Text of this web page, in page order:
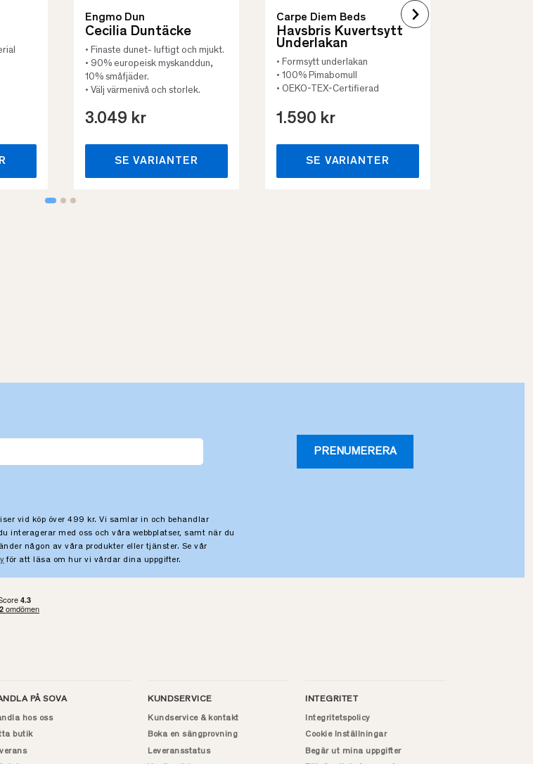
Engmo Dun
Cecilia Duntäcke
• Finaste dunet- luftigt och mjukt.
• 90% europeisk myskanddun,
10% småfjäder.
• Välj värmenivå och storlek.
3.049 kr
SE VARIANTER
Carpe Diem Beds
Havsbris Kuvertsytt
Underlakan
• Formsytt underlakan
• 100% Pimabomull
• OEKO-TEX-Certifierad
1.590 kr
SE VARIANTER
PRENUMERERA
vid köp över 499 kr. Vi samlar in och behandlar
interagerar med oss och våra webbplatser, samt när du
någon av våra produkter eller tjänster. Se vår
för att läsa om hur vi vårdar dina uppgifter.
PÅ SOVA
hos oss
butik
KUNDSERVICE
Kundservice & kontakt
Boka en sängprovning
Leveransstatus
INTEGRITET
Integritetspolicy
Cookie Inställningar
Begär ut mina uppgifter